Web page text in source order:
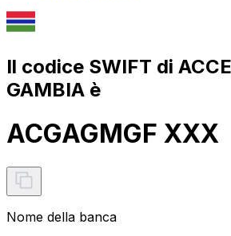
Il codice SWIFT di
GAMBIA è
ACGAGMGF XXX
Nome della banca